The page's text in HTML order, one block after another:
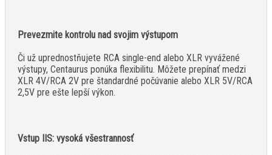
Prevezmite kontrolu nad svojim výstupom
Či už uprednostňujete RCA single-end alebo XLR vyvážené
výstupy, Centaurus ponúka flexibilitu. Môžete prepínať medzi
XLR 4V/RCA 2V pre štandardné počúvanie alebo XLR 5V/RCA
2,5V pre ešte lepší výkon.
Vstup IIS: vysoká všestrannosť